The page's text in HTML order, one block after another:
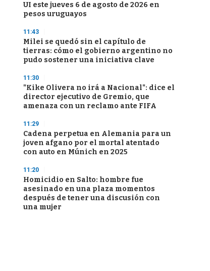
UI este jueves 6 de agosto de 2026 en
pesos uruguayos
11:43
Milei se quedó sin el capítulo de
tierras: cómo el gobierno argentino no
pudo sostener una iniciativa clave
11:30
"Kike Olivera no irá a Nacional": dice el
director ejecutivo de Gremio, que
amenaza con un reclamo ante FIFA
11:29
Cadena perpetua en Alemania para un
joven afgano por el mortal atentado
con auto en Múnich en 2025
11:20
Homicidio en Salto: hombre fue
asesinado en una plaza momentos
después de tener una discusión con
una mujer